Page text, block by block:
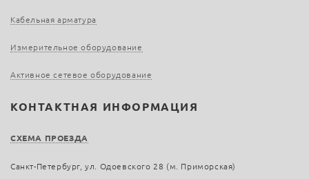
Кабельная арматура
Измерительное оборудование
Активное сетевое оборудование
КОНТАКТНАЯ ИНФОРМАЦИЯ
СХЕМА ПРОЕЗДА
Санкт-Петербург, ул. Одоевского 28 (м. Приморская)